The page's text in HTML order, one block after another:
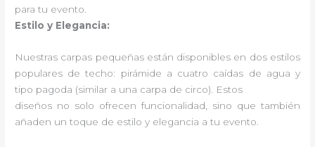
para tu evento.
Estilo y Elegancia:
Nuestras carpas pequeñas están disponibles en dos estilos
populares de techo: pirámide a cuatro caídas de agua y
tipo pagoda (similar a una carpa de circo). Estos
diseños no solo ofrecen funcionalidad, sino que también
añaden un toque de estilo y elegancia a tu evento.